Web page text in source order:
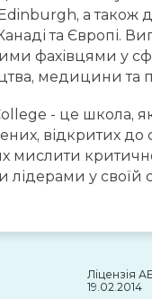
а також
та Європі.
фахівцями у
медицини та
- це школа,
відкритих до
мислити
лідерами у своїй
Ліцензія
19.02.2014